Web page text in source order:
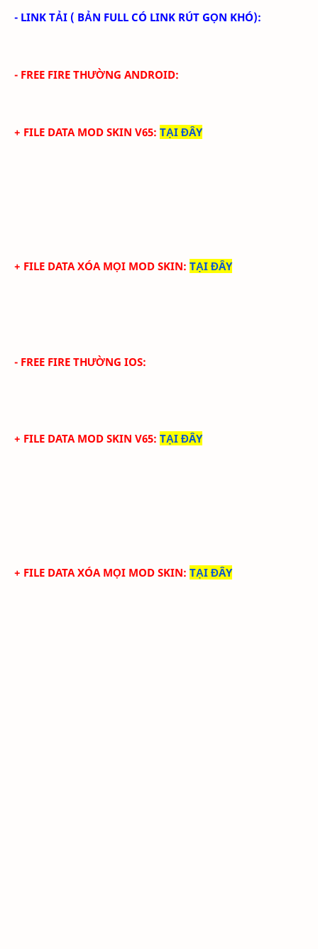
- LINK TẢI ( BẢN FULL CÓ LINK RÚT GỌN KHÓ):
- FREE FIRE THƯỜNG ANDROID:
+ FILE DATA MOD SKIN V65: TẠI ĐÂY
+ FILE DATA XÓA MỌI MOD SKIN: TẠI ĐÂY
- FREE FIRE THƯỜNG IOS:
+ FILE DATA MOD SKIN V65: TẠI ĐÂY
+ FILE DATA XÓA MỌI MOD SKIN: TẠI ĐÂY